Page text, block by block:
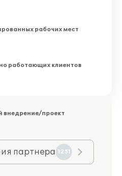
рабочих мест
работающих клиентов
внедрение/проект
партнера 1251